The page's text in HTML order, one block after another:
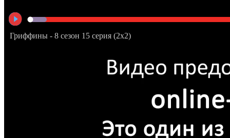
Гриффины - 8 сезон 15 серия (2x2)